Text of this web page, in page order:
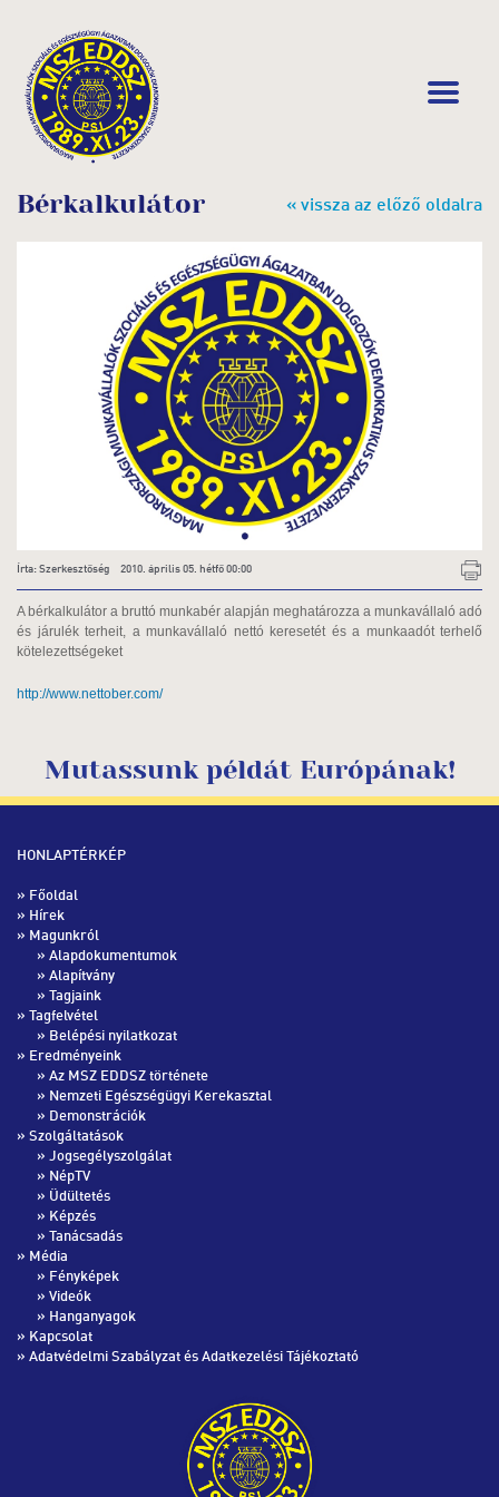
« vissza az előző oldalra
Bérkalkulátor
Írta: Szerkesztőség 2010. április 05. hétfő 00:00
A bérkalkulátor a bruttó munkabér alapján meghatározza a munkavállaló adó
és járulék terheit, a munkavállaló nettó keresetét és a munkaadót terhelő
kötelezettségeket
http://www.nettober.com/
Mutassunk példát Európának!
HONLAPTÉRKÉP
» Főoldal
» Hírek
» Magunkról
» Alapdokumentumok
» Alapítvány
» Tagjaink
» Tagfelvétel
» Belépési nyilatkozat
» Eredményeink
» Az MSZ EDDSZ története
» Nemzeti Egészségügyi Kerekasztal
» Demonstrációk
» Szolgáltatások
» Jogsegélyszolgálat
» NépTV
» Üdültetés
» Képzés
» Tanácsadás
» Média
» Fényképek
» Videók
» Hanganyagok
» Kapcsolat
» Adatvédelmi Szabályzat és Adatkezelési Tájékoztató